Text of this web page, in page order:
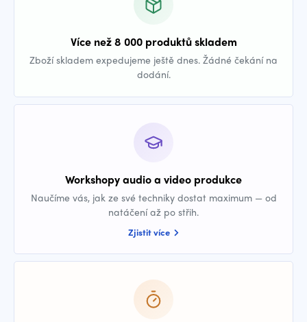
Více než 8 000 produktů skladem
Zboží skladem expedujeme ještě dnes. Žádné čekání na
dodání.
Workshopy audio a video produkce
Naučíme vás, jak ze své techniky dostat maximum — od
natáčení až po střih.
Zjistit více